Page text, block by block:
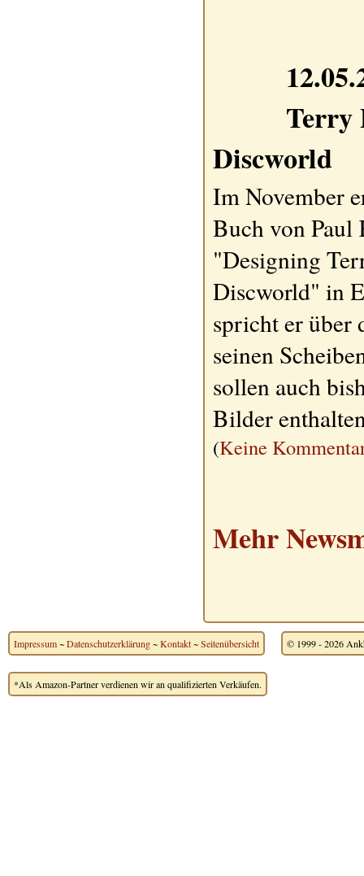
Terry
Discworld
Im November
Buch von Paul
"Designing
Discworld" in
spricht er über
seinen
sollen auch
Bilder
(Keine
Mehr
Impressum~Datenschutzerklärung~Kontakt~Seitenübersicht © 1999 - 2026
*Als Amazon-Partner verdienen wir an qualifizierten Verkäufen.